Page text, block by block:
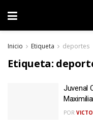
Inicio Etiqueta deportes
Etiqueta:
Juvenal
POR